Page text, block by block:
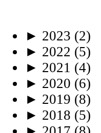
► 2023 (2)
► 2022 (5)
► 2021 (4)
► 2020 (6)
► 2019 (8)
► 2018 (5)